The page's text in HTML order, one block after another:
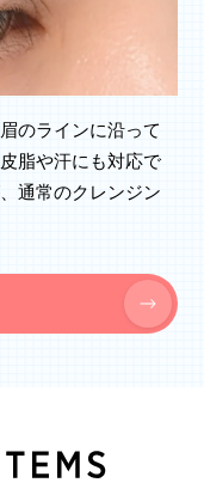
のラインに沿って
脂や汗にも対応で
通常のクレンジン